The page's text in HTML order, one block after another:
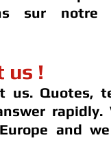
sur notre
us !
us. Quotes,
rapidly.
and